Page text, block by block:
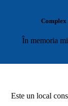
În memoria
Este un local